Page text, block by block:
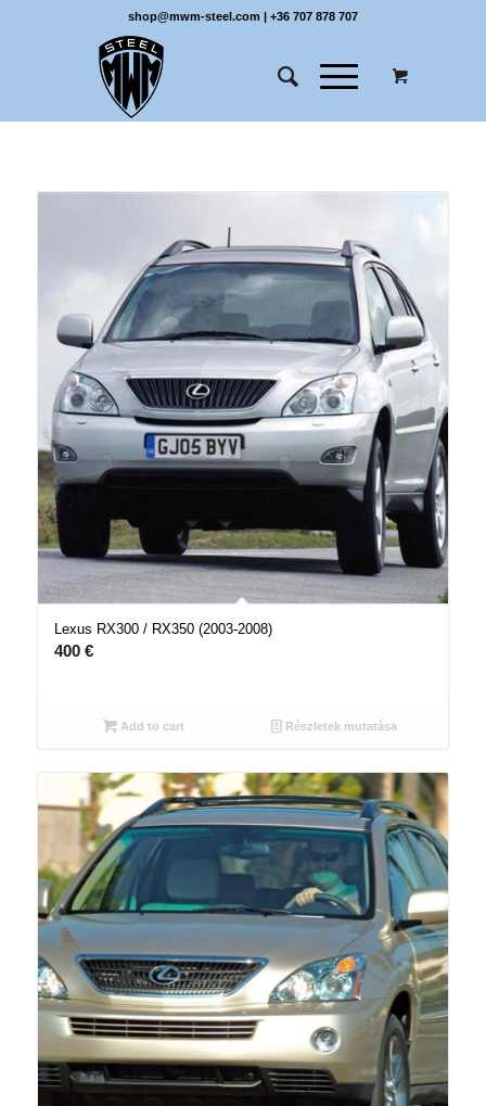
shop@mwm-steel.com | +36 707 878 707
Lexus RX300 / RX350 (2003-2008)
400 €
Add to cart Részletek mutatása